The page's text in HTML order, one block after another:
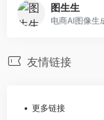
图生生
友情链接
更多链接